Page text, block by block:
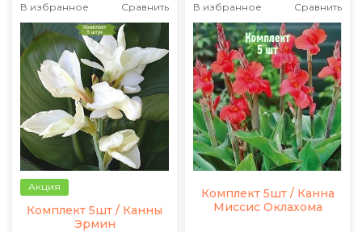
В избранное Сравнить
Акция
Комплект 5шт / Канны
Эрмин
В избранное Сравнить
Комплект 5шт / Канна
Миссис Оклахома